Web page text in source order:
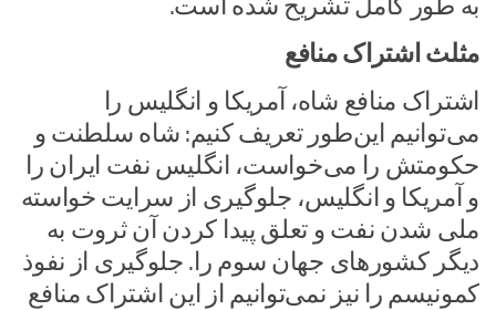
به طور کامل تشریح شده است.
مثلث اشتراک منافع
اشتراک منافع شاه، آمریکا و انگلیس را
می‌توانیم این‌طور تعریف کنیم: شاه سلطنت و
حکومتش را می‌خواست، انگلیس نفت ایران را
و آمریکا و انگلیس، جلوگیری از سرایت خواسته
ملی شدن نفت و تعلق پیدا کردن آن ثروت به
دیگر کشورهای جهان سوم را. جلوگیری از نفوذ
کمونیسم را نیز نمی‌توانیم از این اشتراک منافع